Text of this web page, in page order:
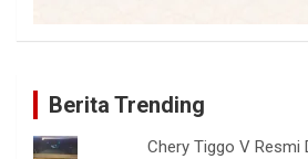
Berita Trending
Chery Tiggo V Resmi